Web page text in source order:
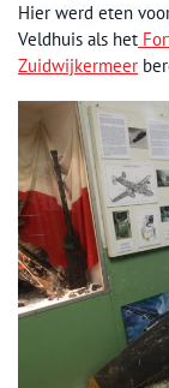
Hier werd eten
Veldhuis als het
Zuidwijkermeer